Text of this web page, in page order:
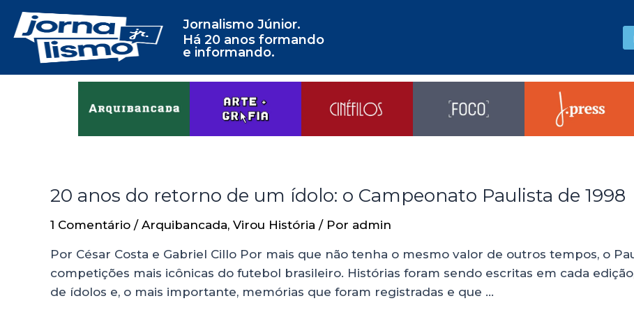
Jornalismo Júnior.
Há 20 anos formando
e informando.
20 anos do retorno de um ídolo: o Campeonato Paulista de 1998
1 Comentário / Arquibancada, Virou História / Por admin
Por César Costa e Gabriel Cillo Por mais que não tenha o mesmo valor de outros tempos, o
competições mais icônicas do futebol brasileiro. Histórias foram sendo escritas em cada
de ídolos e, o mais importante, memórias que foram registradas e que …